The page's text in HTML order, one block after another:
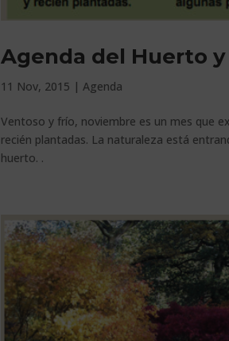
Agenda del Huerto
11 Nov, 2015 | Agenda
Ventoso y frío, noviembre es un mes que
recién plantadas. La naturaleza está
huerto. .